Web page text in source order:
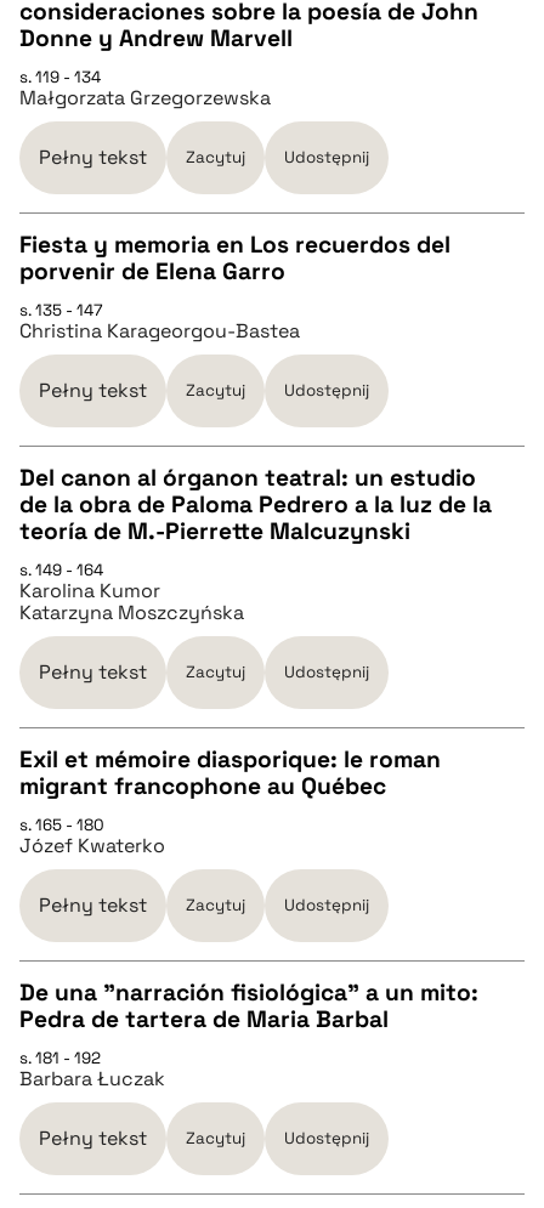
pobierz cytat
CZYSTY TEKST
pobierz cytat
BIBTEX
pobierz cytat
consideraciones sobre la poesía de John
Donne y Andrew Marvell
s. 119 - 134
Małgorzata Grzegorzewska
Pełny tekst Zacytuj Udostępnij
pobierz cytat
BIBTEX
pobierz cytat
Fiesta y memoria en Los recuerdos del
porvenir de Elena Garro
s. 135 - 147
Christina Karageorgou-Bastea
Pełny tekst Zacytuj Udostępnij
CZYSTY TEKST
pobierz cytat
BIBTEX
Del canon al órganon teatral: un estudio
de la obra de Paloma Pedrero a la luz de la
teoría de M.-Pierrette Malcuzynski
s. 149 - 164
Karolina Kumor
Katarzyna Moszczyńska
Pełny tekst Zacytuj Udostępnij
CZYSTY TEKST
pobierz cytat
BIBTEX
pobierz cytat
Exil et mémoire diasporique: le roman
migrant francophone au Québec
s. 165 - 180
Józef Kwaterko
Pełny tekst Zacytuj Udostępnij
pobierz cytat
BIBTEX
De una "narración fisiológica" a un mito:
Pedra de tartera de Maria Barbal
s. 181 - 192
Barbara Łuczak
Pełny tekst Zacytuj Udostępnij